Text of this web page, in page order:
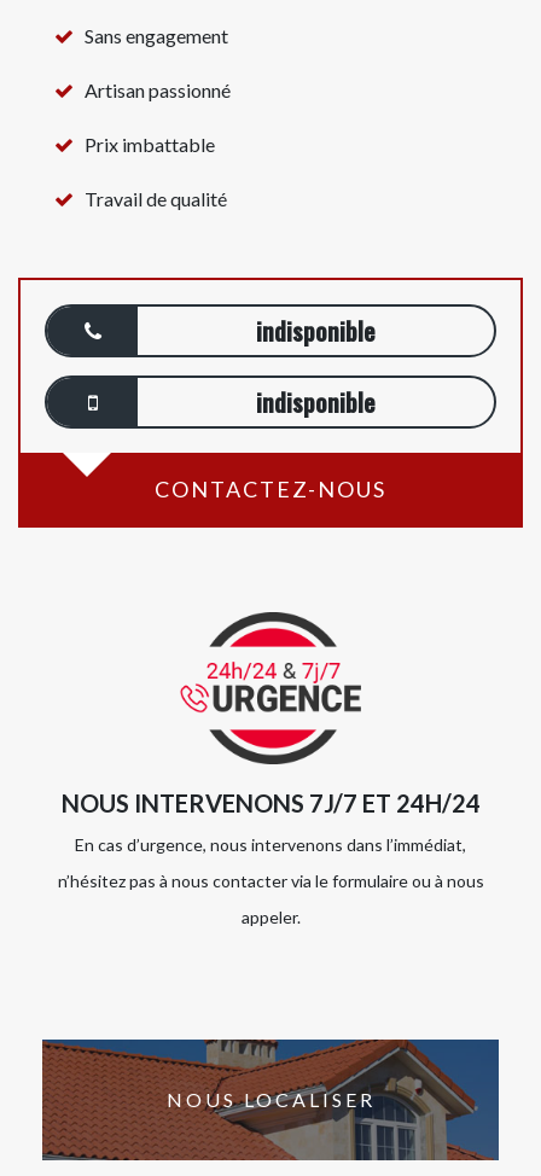
Sans engagement
Artisan passionné
Prix imbattable
Travail de qualité
indisponible
indisponible
CONTACTEZ-NOUS
NOUS INTERVENONS 7J/7 ET 24H/24
En cas d’urgence, nous intervenons dans l’immédiat,
n’hésitez pas à nous contacter via le formulaire ou à nous
appeler.
NOUS LOCALISER